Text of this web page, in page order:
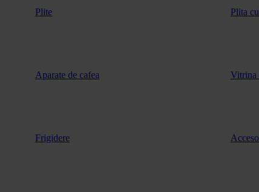
Plite Plita
Aparate de cafea Vitrina
Frigidere